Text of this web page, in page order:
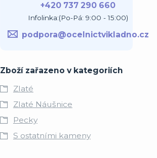
+420 737 290 660
Infolinka:(Po-Pá: 9:00 - 15:00)
podpora@ocelnictvikladno.cz
Zboží zařazeno v kategoriích
Zlaté
Zlaté Náušnice
Pecky
S ostatními kameny